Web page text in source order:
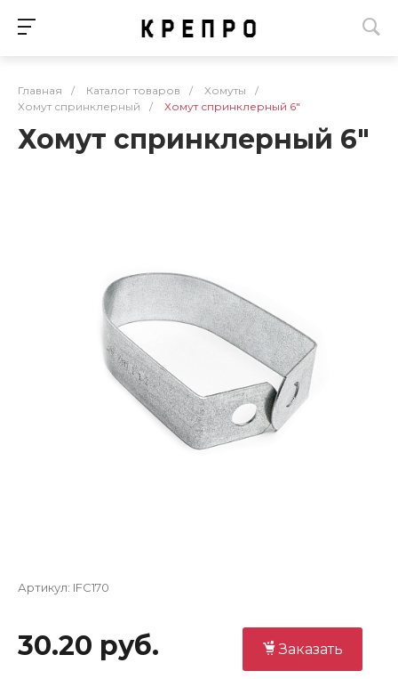
Главная / Каталог товаров / Хомуты
/
Хомут спринклерный
/ Хомут спринклерный 6"
Хомут спринклерный 6"
Артикул: IFC170
30.20 руб. Заказать